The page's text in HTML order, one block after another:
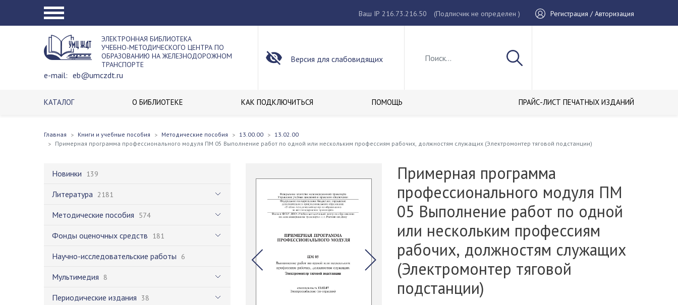
Ваш IP 216.73.216.50 (Подписчик не определен ) Регистрация / Авторизация
ЭЛЕКТРОННАЯ БИБЛИОТЕКА
УЧЕБНО-МЕТОДИЧЕСКОГО ЦЕНТРА ПО
ОБРАЗОВАНИЮ НА ЖЕЛЕЗНОДОРОЖНОМ
ТРАНСПОРТЕ
e-mail: eb@umczdt.ru
Версия для слабовидящих
КАТАЛОГ О БИБЛИОТЕКЕ КАК ПОДКЛЮЧИТЬСЯ ПОМОЩЬ ПРАЙС-ЛИСТ ПЕЧАТНЫХ ИЗДАНИЙ
Главная Книги и учебные пособия Методические пособия 13.00.00
13.02.00
Примерная программа профессионального модуля ПМ 05 Выполнение работ по одной или нескольким профессиям рабочих, должностям служащих (Электромонтер тяговой подстанции)
Новинки 139
Литература 2181
Методические пособия 574
Фонды оценочных средств 181
Научно-исследовательские работы 6
Мультимедия 8
Периодические издания 38
Примерная программа
профессионального модуля ПМ
05 Выполнение работ по одной
или нескольким профессиям
рабочих, должностям служащих
(Электромонтер тяговой
подстанции)